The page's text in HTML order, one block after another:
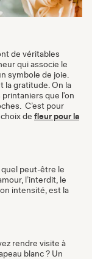
de véritables
qui associe le
symbole de joie.
la gratitude. On la
que l'on
C’est pour
de fleur pour la
quel peut-être le
l’interdit, le
intensité, est la
rendre visite à
blanc ? Un